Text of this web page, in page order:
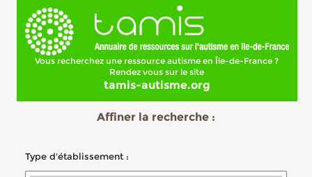
Vous recherchez une ressource autisme en Île-de-France ?
Rendez vous sur le site
tamis-autisme.org
Affiner la recherche :
Type d'établissement :